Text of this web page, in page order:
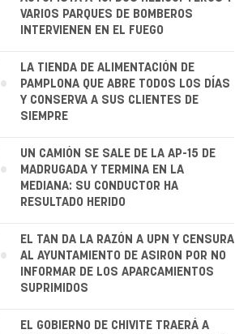
VARIOS PARQUES DE BOMBEROS
INTERVIENEN EN EL FUEGO
LA TIENDA DE ALIMENTACIÓN DE
PAMPLONA QUE ABRE TODOS LOS DÍAS
Y CONSERVA A SUS CLIENTES DE
SIEMPRE
UN CAMIÓN SE SALE DE LA AP-15 DE
MADRUGADA Y TERMINA EN LA
MEDIANA: SU CONDUCTOR HA
RESULTADO HERIDO
EL TAN DA LA RAZÓN A UPN Y CENSURA
AL AYUNTAMIENTO DE ASIRON POR NO
INFORMAR DE LOS APARCAMIENTOS
SUPRIMIDOS
EL GOBIERNO DE CHIVITE TRAERÁ A